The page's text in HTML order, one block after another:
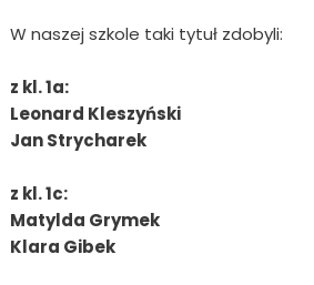
W naszej szkole taki tytuł zdobyli:
z kl. 1a:
Leonard Kleszyński
Jan Strycharek
z kl. 1c:
Matylda Grymek
Klara Gibek